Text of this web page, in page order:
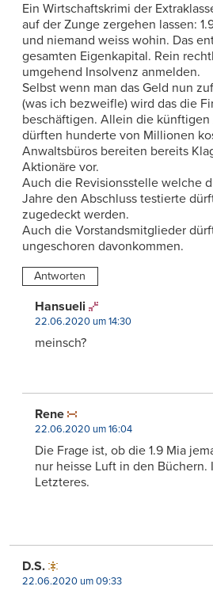
Ein Wirtschaftskrimi der
auf der Zunge zergehen lassen:
und niemand weiss wohin. Das
gesamten Eigenkapital. Rein
umgehend Insolvenz anmelden.
Selbst wenn man das Geld nun
(was ich bezweifle) wird das die
beschäftigen. Allein die künftigen
dürften hunderte von Millionen
Anwaltsbüros bereiten bereits
Aktionäre vor.
Auch die Revisionsstelle welche
Jahre den Abschluss testierte
zugedeckt werden.
Auch die Vorstandsmitglieder
ungeschoren davonkommen.
Antworten
Hansueli
22.06.2020 um 14:30
meinsch?
Rene
22.06.2020 um 16:04
Die Frage ist, ob die 1.9 Mia
nur heisse Luft in den Büchern.
Letzteres.
D.S.
22.06.2020 um 09:33